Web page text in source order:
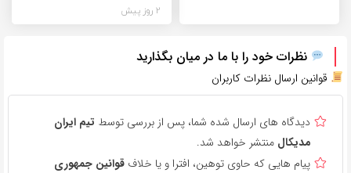
2 روز پیش
نظرات خود را با ما در میان بگذارید
قوانین ارسال نظرات کاربران
دیدگاه های ارسال شده شما، پس از بررسی توسط تیم ایران
مدیکال منتشر خواهد شد.
پیام هایی که حاوی توهین، افترا و یا خلاف قوانین جمهوری